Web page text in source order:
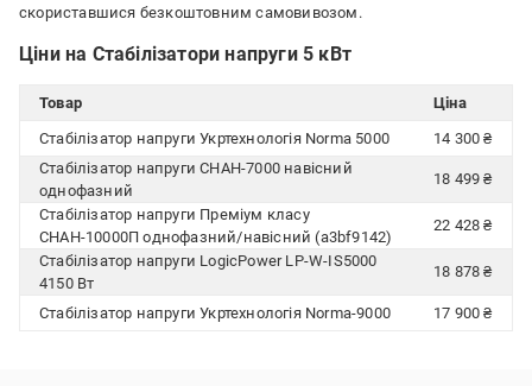
скориставшися безкоштовним самовивозом.
Ціни на Стабілізатори напруги 5 кВт
Товар
Ціна
Стабілізатор напруги Укртехнологія Norma 5000
14 300 ₴
Стабілізатор напруги СНАН-7000 навісний
однофазний
18 499 ₴
Стабілізатор напруги Преміум класу
СНАН-10000П однофазний/навісний (a3bf9142)
22 428 ₴
Стабілізатор напруги LogicPower LP-W-IS5000
4150 Вт
18 878 ₴
Стабілізатор напруги Укртехнологія Norma-9000 17 900 ₴